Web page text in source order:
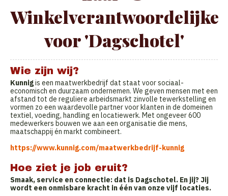
Winkelverantwoordelijke
voor 'Dagschotel'
Wie zijn wij?
Kunnigis een maatwerkbedrijf dat staat voor sociaal-
economisch en duurzaam ondernemen. We geven mensen met een
afstand tot de reguliere arbeidsmarkt zinvolle tewerkstelling en
vormen zo een waardevolle partner voor klanten in de domeinen
textiel, voeding, handling en locatiewerk. Met ongeveer 600
medewerkers bouwen we aan een organisatie die mens,
maatschappij én markt combineert.
https://www.kunnig.com/maatwerkbedrijf-kunnig
Hoe ziet je job eruit?
Smaak, service en connectie: dat is Dagschotel. En jij? Jij
wordt een onmisbare kracht in één van onze vijf locaties.